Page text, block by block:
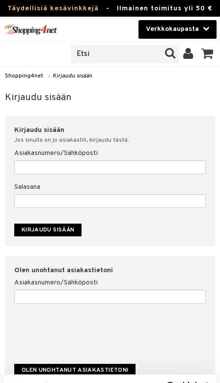
Täydellisiä kesävinkkejä - Ilmainen toimitus yli 50 €
Verkkokaupasta
Piilolinssit
Luontaistuotteet
Fitness
Koti & Sisustus
Lelut, Lapsi & Vauva
Tuotemerkkejä
Shopping4net » Kirjaudu sisään
Kirjaudu sisään
Kirjaudu sisään
Jos sinulla on jo asiakastili, kirjaudu tästä.
Asiakasnumero/Sähköposti
Salasana
Olen unohtanut asiakastietoni
Asiakasnumero/Sähköposti
sisään
& vastauksia
myyntiehdot
suojaus